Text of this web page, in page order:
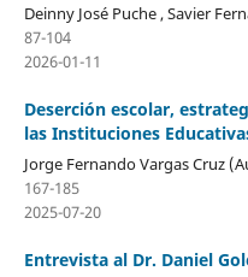
Deinny José Puche , Savier
87-104
2026-01-11
Deserción escolar,
las Instituciones
Jorge Fernando Vargas Cruz
167-185
2025-07-20
Entrevista al Dr. Daniel